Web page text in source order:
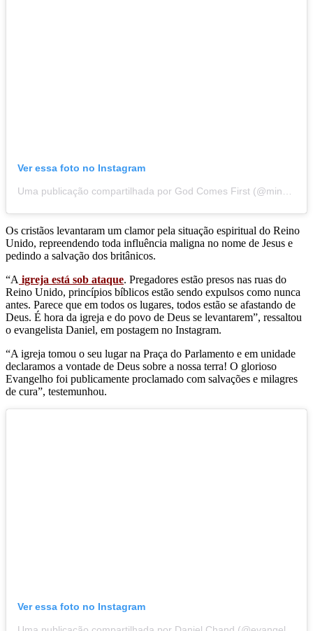
Ver essa foto no Instagram
Os cristãos levantaram um clamor pela situação espiritual do Reino
Unido, repreendendo toda influência maligna no nome de Jesus e
pedindo a salvação dos britânicos.
“A igreja está sob ataque. Pregadores estão presos nas ruas do
Reino Unido, princípios bíblicos estão sendo expulsos como nunca
antes. Parece que em todos os lugares, todos estão se afastando de
Deus. É hora da igreja e do povo de Deus se levantarem”, ressaltou
o evangelista Daniel, em postagem no Instagram.
“A igreja tomou o seu lugar na Praça do Parlamento e em unidade
declaramos a vontade de Deus sobre a nossa terra! O glorioso
Evangelho foi publicamente proclamado com salvações e milagres
de cura”, testemunhou.
Ver essa foto no Instagram